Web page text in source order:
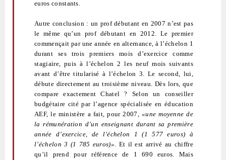
euros constants.
Autre conclusion : un prof débutant en 2007 n’est pas
le même qu’un prof débutant en 2012. Le premier
commençait par une année en alternance, à l’échelon 1
durant ses trois premiers mois d’exercice comme
stagiaire, puis à l’échelon 2 les neuf mois suivants
avant d’être titularisé à l’échelon 3. Le second, lui,
débute directement au troisième niveau. Dès lors, que
compare exactement Chatel ? Selon un conseiller
budgétaire cité par l’agence spécialisée en éducation
AEF, le ministère a fait, pour 2007, «une moyenne de
la rémunération d’un enseignant durant sa première
année d’exercice, de l’échelon 1 (1 577 euros) à
l’échelon 3 (1 785 euros)». Et il est arrivé au chiffre
qu’il prend pour référence de 1 690 euros. Mais